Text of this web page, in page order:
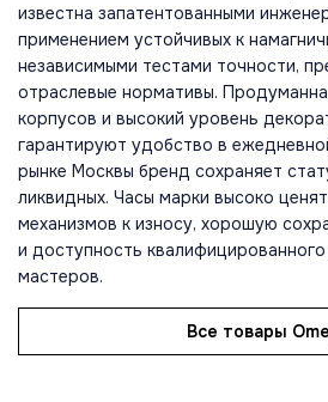
известна запатентованными
применением устойчивых к
независимыми тестами точности,
отраслевые нормативы.
корпусов и высокий уровень
гарантируют удобство в
рынке Москвы бренд сохраняет
ликвидных. Часы марки высоко
механизмов к износу, хорошую
и доступность
мастеров.
Все товары